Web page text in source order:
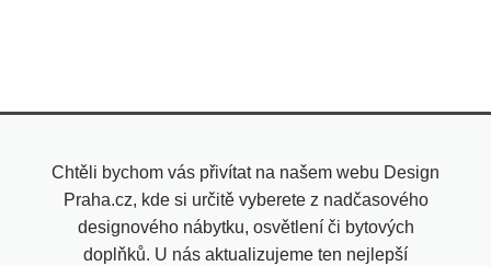
Chtěli bychom vás přivítat na našem webu Design
Praha.cz, kde si určitě vyberete z nadčasového
designového nábytku, osvětlení či bytových
doplňků. U nás aktualizujeme ten nejlepší